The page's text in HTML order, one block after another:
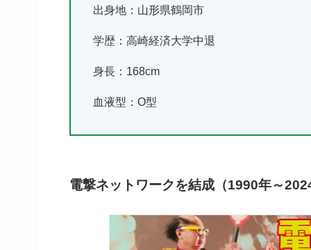
出身地：山形県鶴岡市
学歴：高崎経済大学中退
身長：168cm
血液型：O型
電撃ネットワークを結成（1990年～